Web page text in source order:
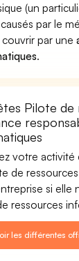
(un
par le
par une
.
Pilote
votre activité
de
si elle
ressources
les différentes